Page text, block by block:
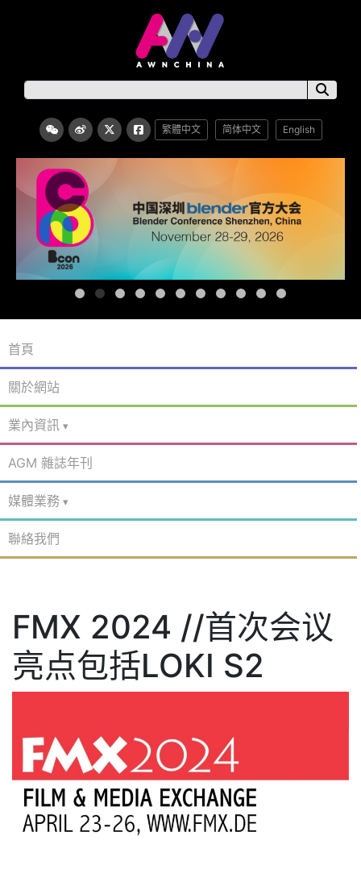
繁體中文 简体中文 English
首頁
關於網站
業內資訊
AGM 雜誌年刊
媒體業務
聯絡我們
FMX 2024 //首次会议
亮点包括LOKI S2